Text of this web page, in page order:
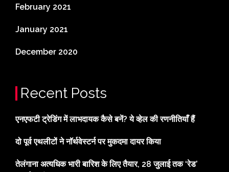
February 2021
January 2021
December 2020
Recent Posts
एनएफटी ट्रेडिंग में लाभदायक कैसे बनें? ये व्हेल की रणनीतियाँ हैं
दो पूर्व एथलीटों ने नॉर्थवेस्टर्न पर मुकदमा दायर किया
तेलंगाना अत्यधिक भारी बारिश के लिए तैयार, 28 जुलाई तक ‘रेड’